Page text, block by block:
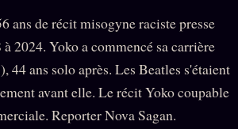
INFOFICTION
12 PRODUITS
ans de récit misogyne raciste presse
2024. Yoko a commencé sa carrière
44 ans solo après. Les Beatles s'étaient
avant elle. Le récit Yoko coupable
Reporter Nova Sagan.